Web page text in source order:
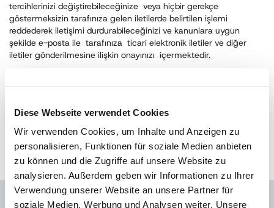
Diese Webseite verwendet Cookies
Wir verwenden Cookies, um Inhalte und Anzeigen zu
personalisieren, Funktionen für soziale Medien anbieten
zu können und die Zugriffe auf unsere Website zu
analysieren. Außerdem geben wir Informationen zu Ihrer
Verwendung unserer Website an unsere Partner für
soziale Medien, Werbung und Analysen weiter. Unsere
tercihlerinizi değiştirebileceğinize veya hiçbir gerekçe
göstermeksizin tarafınıza gelen iletilerde belirtilen işlemi
reddederek iletişimi durdurabileceğinizi ve kanunlara uygun
şekilde e-posta ile tarafınıza ticari elektronik iletiler ve diğer
iletiler gönderilmesine ilişkin onayınızı içermektedir.
gönderilmesini, cari bilgileriniz ile ilgili detaylı hesap dökümü
ve yeni açılan bayileri haber vermek, bülten ve sunum gibi
eklenmesini ve tarafınıza e-posta ile ticari elektronik ileti
gönderilmesini kabul etmiyorsanız, info@austrotherm.com.trmail
adresinden bize bilgisini iletmenizi rica ederiz.